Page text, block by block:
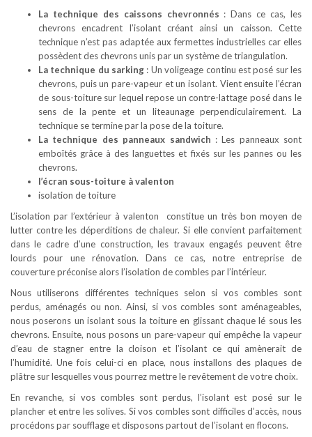
La technique des caissons chevronnés : Dans ce cas, les
chevrons encadrent l’isolant créant ainsi un caisson. Cette
technique n’est pas adaptée aux fermettes industrielles car elles
possèdent des chevrons unis par un système de triangulation.
La technique du sarking : Un voligeage continu est posé sur les
chevrons, puis un pare-vapeur et un isolant. Vient ensuite l’écran
de sous-toiture sur lequel repose un contre-lattage posé dans le
sens de la pente et un liteaunage perpendiculairement. La
technique se termine par la pose de la toiture.
La technique des panneaux sandwich : Les panneaux sont
emboîtés grâce à des languettes et fixés sur les pannes ou les
chevrons.
l’écran sous-toiture à valenton
isolation de toiture
L’isolation par l’extérieur à valenton constitue un très bon moyen de
lutter contre les déperditions de chaleur. Si elle convient parfaitement
dans le cadre d’une construction, les travaux engagés peuvent être
lourds pour une rénovation. Dans ce cas, notre entreprise de
couverture préconise alors l’isolation de combles par l’intérieur.
Nous utiliserons différentes techniques selon si vos combles sont
perdus, aménagés ou non. Ainsi, si vos combles sont aménageables,
nous poserons un isolant sous la toiture en glissant chaque lé sous les
chevrons. Ensuite, nous posons un pare-vapeur qui empêche la vapeur
d’eau de stagner entre la cloison et l’isolant ce qui amènerait de
l’humidité. Une fois celui-ci en place, nous installons des plaques de
plâtre sur lesquelles vous pourrez mettre le revêtement de votre choix.
En revanche, si vos combles sont perdus, l’isolant est posé sur le
plancher et entre les solives. Si vos combles sont difficiles d’accès, nous
procédons par soufflage et disposons partout de l’isolant en flocons.